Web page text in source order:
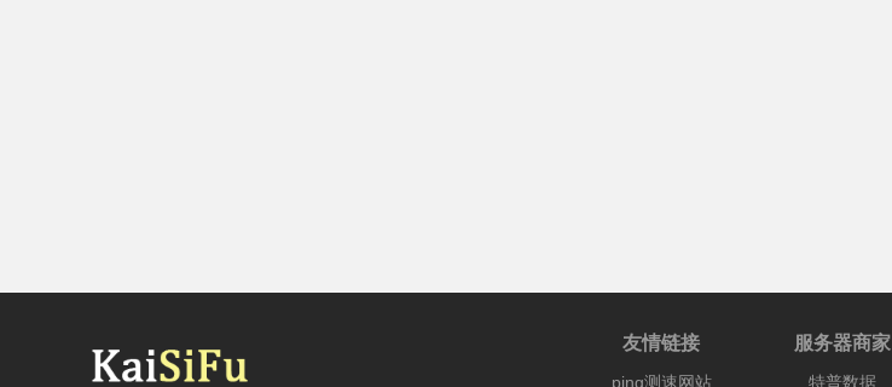
友情链接
ping测速网站
服务器商家
特普数据